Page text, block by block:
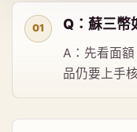
Q：蘇三幣
A：先看面
品仍要上手